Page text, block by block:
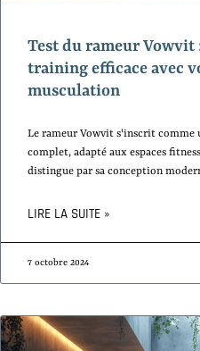
Test du rameur
training efficace avec
musculation
Le rameur Vowvit s'inscrit comme
complet, adapté aux espaces
distingue par sa conception
LIRE LA SUITE »
7 octobre 2024